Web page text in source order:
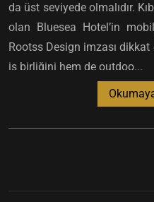
da üst seviyede olmalıdır.
olan Bluesea Hotel’in
Rootss Design imzası
iş birliğini hem de outdoo...